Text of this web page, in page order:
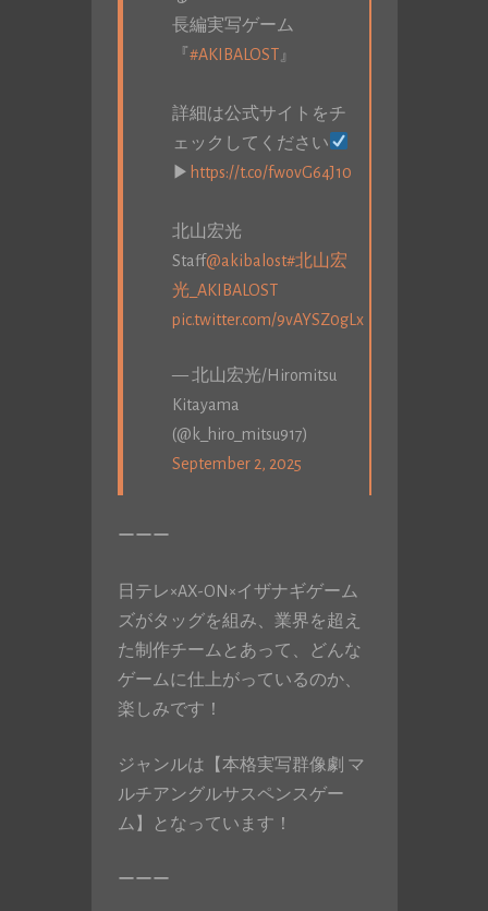
長編実写ゲーム
『 #AKIBALOST』
詳細は公式サイトをチ
ェックしてください
▶ https://t.co/fwovG64J10
北山宏光
Staff@akibalost#北山宏
光_AKIBALOST
pic.twitter.com/9vAYSZ0gLx
— 北山宏光/Hiromitsu
Kitayama
(@k_hiro_mitsu917)
September 2, 2025
ーーー
日テレ×AX-ON×イザナギゲーム
ズがタッグを組み、業界を超え
た制作チームとあって、どんな
ゲームに仕上がっているのか、
楽しみです！
ジャンルは【本格実写群像劇 マ
ルチアングルサスペンスゲー
ム】となっています！
ーーー